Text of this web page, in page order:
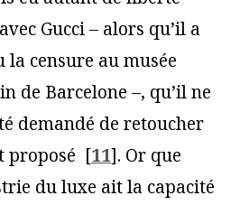
Gucci – alors qu’il a
la censure au musée
de Barcelone –, qu’il ne
demandé de retoucher
proposé [11]. Or que
du luxe ait la capacité